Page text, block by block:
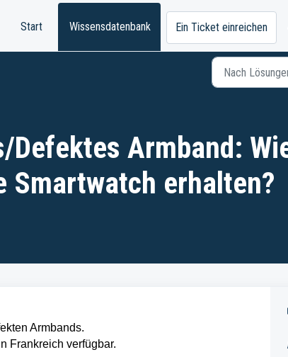
Start Wissensdatenbank Ein Ticket einreichen
Armband:
Smartwatch erhalten?
Armbands.
Frankreich verfügbar.